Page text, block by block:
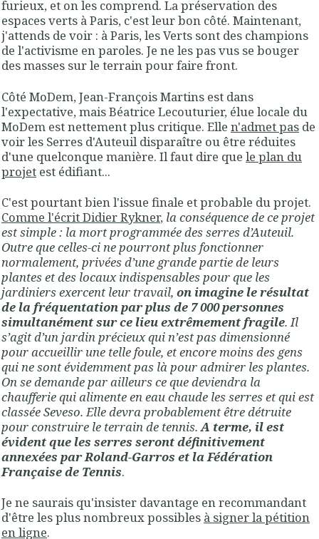
furieux, et on les comprend. La préservation des
espaces verts à Paris, c'est leur bon côté. Maintenant,
j'attends de voir : à Paris, les Verts sont des champions
de l'activisme en paroles. Je ne les pas vus se bouger
des masses sur le terrain pour faire front.
Côté MoDem, Jean-François Martins est dans
l'expectative, mais Béatrice Lecouturier, élue locale du
MoDem est nettement plus critique. Elle n'admet pas de
voir les Serres d'Auteuil disparaître ou être réduites
d'une quelconque manière. Il faut dire que le plan du
projet est édifiant...
C'est pourtant bien l'issue finale et probable du projet.
Comme l'écrit Didier Rykner, la conséquence de ce projet
est simple : la mort programmée des serres d’Auteuil.
Outre que celles-ci ne pourront plus fonctionner
normalement, privées d’une grande partie de leurs
plantes et des locaux indispensables pour que les
jardiniers exercent leur travail, on imagine le résultat
de la fréquentation par plus de 7 000 personnes
simultanément sur ce lieu extrêmement fragile. Il
s’agit d’un jardin précieux qui n’est pas dimensionné
pour accueillir une telle foule, et encore moins des gens
qui ne sont évidemment pas là pour admirer les plantes.
On se demande par ailleurs ce que deviendra la
chaufferie qui alimente en eau chaude les serres et qui est
classée Seveso. Elle devra probablement être détruite
pour construire le terrain de tennis.A terme, il est
évident que les serres seront définitivement
annexées par Roland-Garros et la Fédération
Française de Tennis.
Je ne saurais qu'insister davantage en recommandant
d'être les plus nombreux possibles à signer la pétition
en ligne.